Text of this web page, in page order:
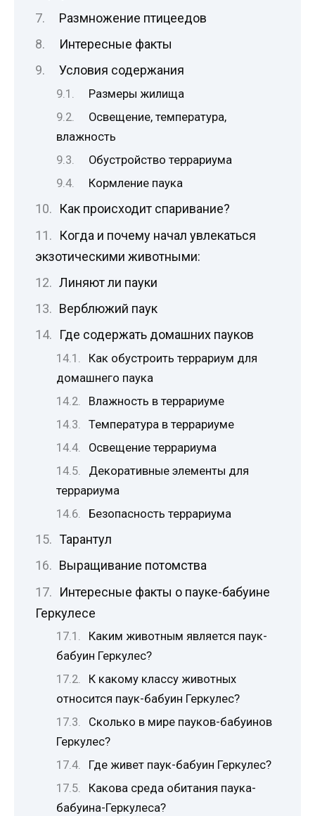
Размножение птицеедов
Интересные факты
Условия содержания
Размеры жилища
Освещение, температура,
влажность
Обустройство террариума
Кормление паука
Как происходит спаривание?
Когда и почему начал увлекаться
экзотическими животными:
Линяют ли пауки
Верблюжий паук
Где содержать домашних пауков
Как обустроить террариум для
домашнего паука
Влажность в террариуме
Температура в террариуме
Освещение террариума
Декоративные элементы для
террариума
Безопасность террариума
Тарантул
Выращивание потомства
Интересные факты о пауке-бабуине
Геркулесе
Каким животным является паук-
бабуин Геркулес?
К какому классу животных
относится паук-бабуин Геркулес?
Сколько в мире пауков-бабуинов
Геркулес?
Где живет паук-бабуин Геркулес?
Какова среда обитания паука-
бабуина-Геркулеса?